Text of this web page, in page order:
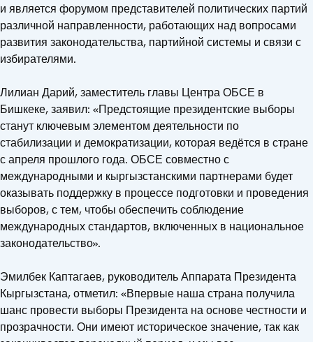
и является форумом представителей политических партий
различной направленности, работающих над вопросами
развития законодательства, партийной системы и связи с
избирателями.
Лилиан Дарий, заместитель главы Центра ОБСЕ в
Бишкеке, заявил: «Предстоящие президентские выборы
станут ключевым элементом деятельности по
стабилизации и демократизации, которая ведётся в стране
с апреля прошлого года. ОБСЕ совместно с
международными и кыргызстанскими партнерами будет
оказывать поддержку в процессе подготовки и проведения
выборов, с тем, чтобы обеспечить соблюдение
международных стандартов, включенных в национальное
законодательство».
Эмилбек Каптагаев, руководитель Аппарата Президента
Кыргызстана, отметил: «Впервые наша страна получила
шанс провести выборы Президента на основе честности и
прозрачности. Они имеют историческое значение, так как